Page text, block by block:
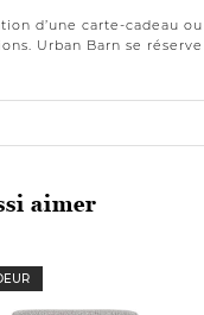
d’une carte-cadeau
Urban Barn se
aimer